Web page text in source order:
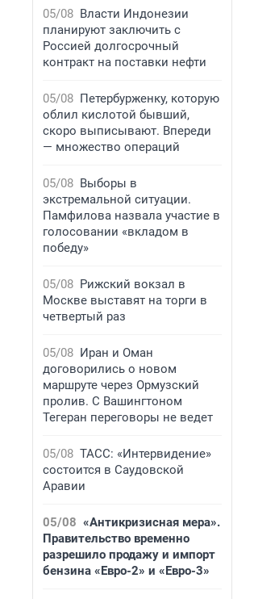
05/08 Власти Индонезии
планируют заключить с
Россией долгосрочный
контракт на поставки нефти
05/08 Петербурженку, которую
облил кислотой бывший,
скоро выписывают. Впереди
— множество операций
05/08 Выборы в
экстремальной ситуации.
Памфилова назвала участие в
голосовании «вкладом в
победу»
05/08 Рижский вокзал в
Москве выставят на торги в
четвертый раз
05/08 Иран и Оман
договорились о новом
маршруте через Ормузский
пролив. С Вашингтоном
Тегеран переговоры не ведет
05/08 ТАСС: «Интервидение»
состоится в Саудовской
Аравии
05/08 «Антикризисная мера».
Правительство временно
разрешило продажу и импорт
бензина «Евро-2» и «Евро-3»